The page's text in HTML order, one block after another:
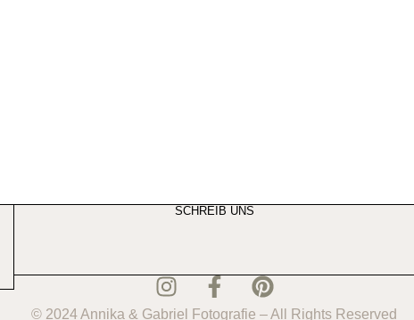
SCHREIB UNS
© 2024 Annika & Gabriel Fotografie – All Rights Reserved